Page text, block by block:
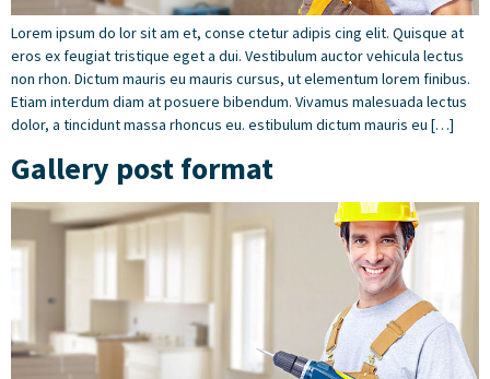
Lorem ipsum do lor sit am et, conse ctetur adipis cing elit. Quisque at
eros ex feugiat tristique eget a dui. Vestibulum auctor vehicula lectus
non rhon. Dictum mauris eu mauris cursus, ut elementum lorem finibus.
Etiam interdum diam at posuere bibendum. Vivamus malesuada lectus
dolor, a tincidunt massa rhoncus eu. estibulum dictum mauris eu […]
Gallery post format